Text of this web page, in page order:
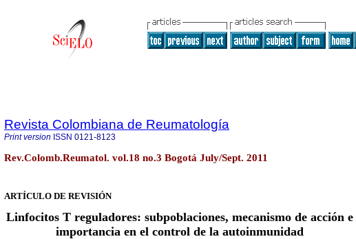
Revista Colombiana de Reumatología
Print version ISSN 0121-8123
Rev.Colomb.Reumatol. vol.18 no.3 Bogotá July/Sept. 2011
ARTÍCULO DE REVISIÓN
Linfocitos T reguladores: subpoblaciones, mecanismo de acción e
importancia en el control de la autoinmunidad